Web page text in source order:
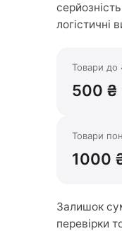
логістичні
Товари до
500 ₴
Товари
1000
Залишок
перевірки